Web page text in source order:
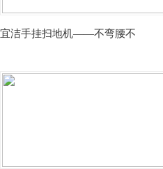
宜洁手挂扫地机——不弯腰不